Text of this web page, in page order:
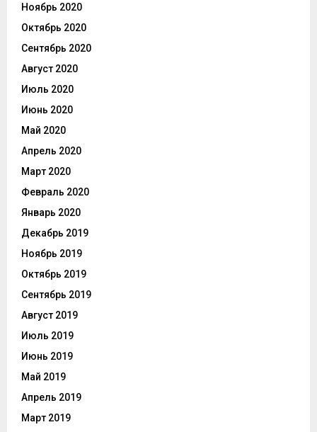
Ноябрь 2020
Октябрь 2020
Сентябрь 2020
Август 2020
Июль 2020
Июнь 2020
Май 2020
Апрель 2020
Март 2020
Февраль 2020
Январь 2020
Декабрь 2019
Ноябрь 2019
Октябрь 2019
Сентябрь 2019
Август 2019
Июль 2019
Июнь 2019
Май 2019
Апрель 2019
Март 2019